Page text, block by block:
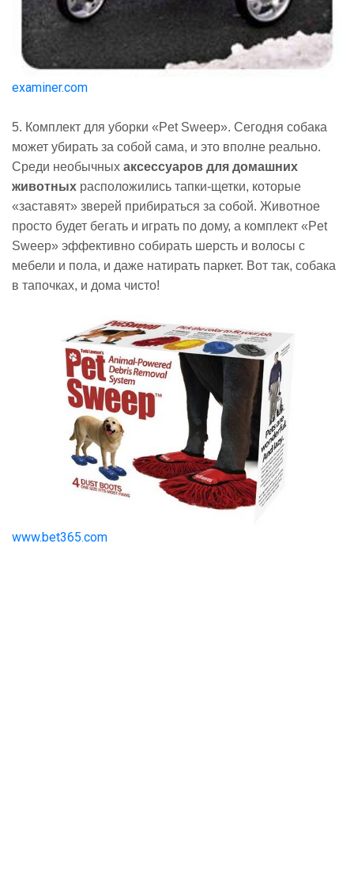
examiner.com
5. Комплект для уборки «Pet Sweep». Сегодня собака
может убирать за собой сама, и это вполне реально.
Среди необычных аксессуаров для домашних
животных расположились тапки-щетки, которые
«заставят» зверей прибираться за собой. Животное
просто будет бегать и играть по дому, а комплект «Pet
Sweep» эффективно собирать шерсть и волосы с
мебели и пола, и даже натирать паркет. Вот так, собака
в тапочках, и дома чисто!
www.bet365.com